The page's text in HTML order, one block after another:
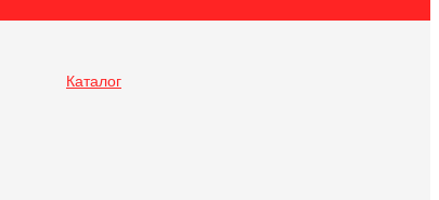
Каталог